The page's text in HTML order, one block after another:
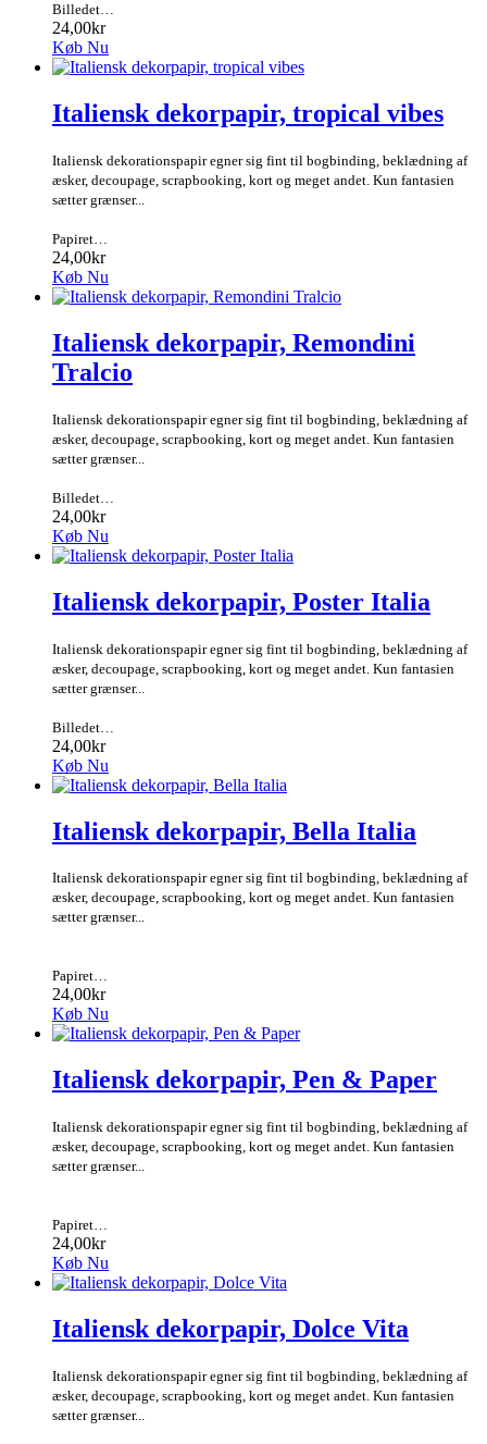
Billedet…
24,00kr
Køb Nu
Italiensk dekorpapir, tropical vibes
Italiensk dekorationspapir egner sig fint til bogbinding, beklædning af
æsker, decoupage, scrapbooking, kort og meget andet. Kun fantasien
sætter grænser...
Papiret…
24,00kr
Køb Nu
Italiensk dekorpapir, Remondini
Tralcio
Italiensk dekorationspapir egner sig fint til bogbinding, beklædning af
æsker, decoupage, scrapbooking, kort og meget andet. Kun fantasien
sætter grænser...
Billedet…
24,00kr
Køb Nu
Italiensk dekorpapir, Poster Italia
Italiensk dekorationspapir egner sig fint til bogbinding, beklædning af
æsker, decoupage, scrapbooking, kort og meget andet. Kun fantasien
sætter grænser...
Billedet…
24,00kr
Køb Nu
Italiensk dekorpapir, Bella Italia
Italiensk dekorationspapir egner sig fint til bogbinding, beklædning af
æsker, decoupage, scrapbooking, kort og meget andet. Kun fantasien
sætter grænser...
Papiret…
24,00kr
Køb Nu
Italiensk dekorpapir, Pen & Paper
Italiensk dekorationspapir egner sig fint til bogbinding, beklædning af
æsker, decoupage, scrapbooking, kort og meget andet. Kun fantasien
sætter grænser...
Papiret…
24,00kr
Køb Nu
Italiensk dekorpapir, Dolce Vita
Italiensk dekorationspapir egner sig fint til bogbinding, beklædning af
æsker, decoupage, scrapbooking, kort og meget andet. Kun fantasien
sætter grænser...